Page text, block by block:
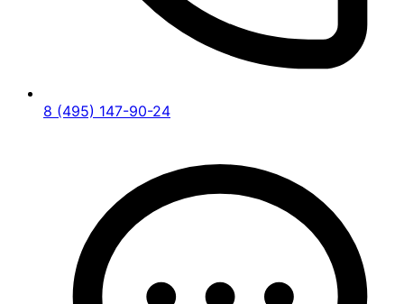
8 (495) 147-90-24